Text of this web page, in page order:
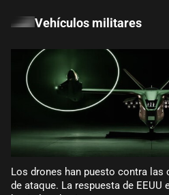
Vehículos militares
Los drones han puesto contra las
de ataque. La respuesta de EEUU